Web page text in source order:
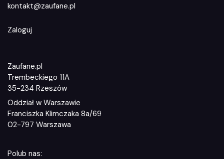
kontakt@zaufane.pl
Zaloguj
Zaufane.pl
Trembeckiego 11A
35-234 Rzeszów
Oddział w Warszawie
Franciszka Klimczaka 8a/69
02-797 Warszawa
Polub nas: